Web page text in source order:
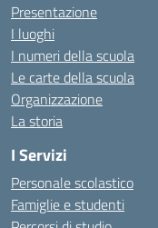
Presentazione
I luoghi
I numeri della scuola
Le carte della scuola
Organizzazione
La storia
I Servizi
Personale scolastico
Famiglie e studenti